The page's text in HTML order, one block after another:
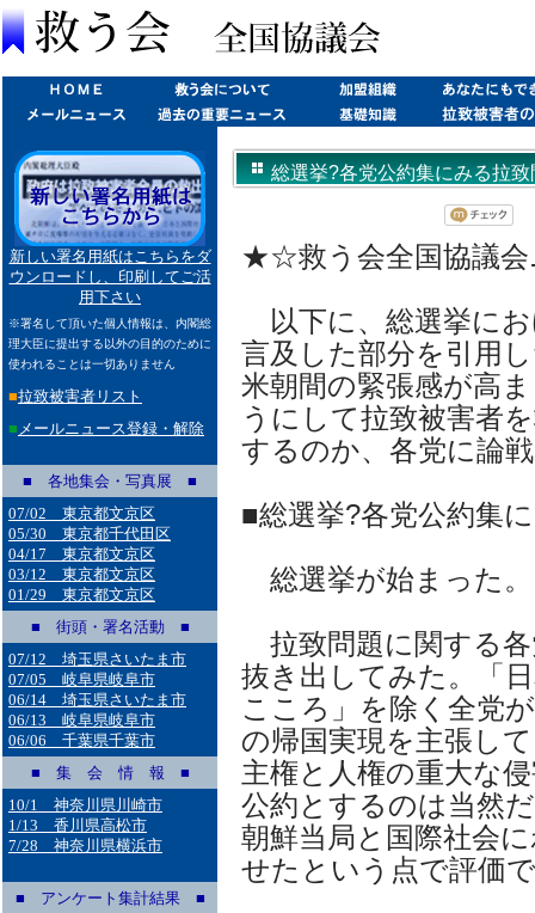
新しい署名用紙はこちらをダ
ウンロードし、印刷してご活
用下さい
※署名して頂いた個人情報は、内閣総
理大臣に提出する以外の目的のために
使われることは一切ありません
■拉致被害者リスト
■ メールニュース登録・解除
■ 各地集会・写真展 ■
07/02 東京都文京区
05/30 東京都千代田区
04/17 東京都文京区
03/12 東京都文京区
01/29 東京都文京区
■ 街頭・署名活動 ■
07/12 埼玉県さいたま市
07/05 岐阜県岐阜市
06/14 埼玉県さいたま市
06/13 岐阜県岐阜市
06/06 千葉県千葉市
■ 集 会 情 報 ■
10/1 神奈川県川崎市
1/13 香川県高松市
7/28 神奈川県横浜市
■ アンケート集計結果 ■
総選挙?各党公約集にみる拉
★☆救う会全国協議
以下に、総選挙に
言及した部分を引用
米朝間の緊張感が高
うにして拉致被害者
するのか、各党に論
■総選挙?各党公約集
総選挙が始まった。
拉致問題に関する
抜き出してみた。「
こころ」を除く全党
の帰国実現を主張し
主権と人権の重大な
公約とするのは当然
朝鮮当局と国際社会
せたという点で評価